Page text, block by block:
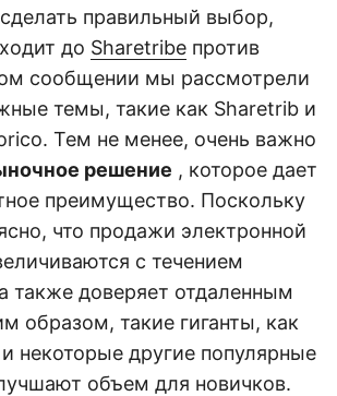
правильный выбор,
до Sharetribe против
сообщении мы рассмотрели
темы, такие как Sharetrib и
Тем не менее, очень важно
решение , которое дает
преимущество. Поскольку
что продажи электронной
с течением
также доверяет отдаленным
образом, такие гиганты, как
некоторые другие популярные
объем для новичков.